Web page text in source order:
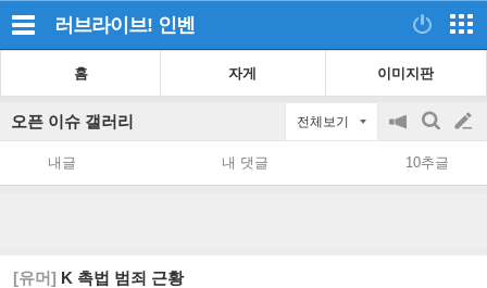
러브라이브! 인벤
홈 자게 이미지판
오픈 이슈 갤러리 전체보기
공
지
on/off
검
색
글
쓰
내글 내 댓글 10추글
[유머] K 촉법 범죄 근황